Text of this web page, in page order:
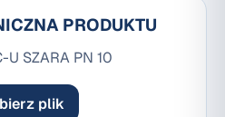
PRODUKTU
U SZARA PN 10
plik